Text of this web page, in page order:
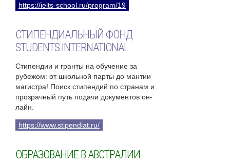
https://ielts-school.ru/program/19
СТИПЕНДИАЛЬНЫЙ ФОНД
STUDENTS INTERNATIONAL
Стипендии и гранты на обучение за
рубежом: от школьной парты до мантии
магистра! Поиск стипендий по странам и
прозрачный путь подачи документов он-
лайн.
https://www.stipendiat.ru/
ОБРАЗОВАНИЕ В АВСТРАЛИИ